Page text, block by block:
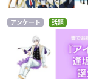
アンケート 話題